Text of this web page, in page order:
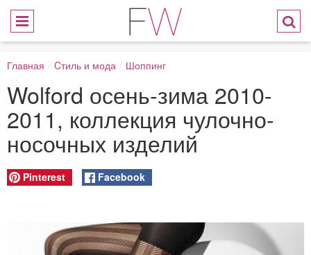
Главная / Cтиль и мода / Шоппинг
Wolford осень-зима 2010-
2011, коллекция чулочно-
носочных изделий
Pinterest Facebook